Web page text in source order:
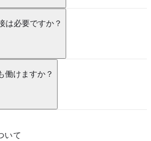
は必要ですか？
働けますか？
いて